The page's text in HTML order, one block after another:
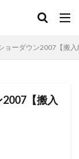
ョーダウン2007【搬入
【搬入